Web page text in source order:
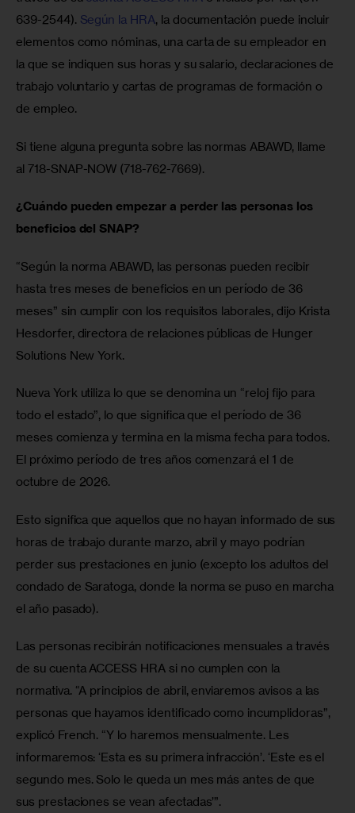
639-2544). Según la HRA, la documentación puede incluir
elementos como nóminas, una carta de su empleador en
la que se indiquen sus horas y su salario, declaraciones de
trabajo voluntario y cartas de programas de formación o
de empleo.
Si tiene alguna pregunta sobre las normas ABAWD, llame
al 718-SNAP-NOW (718-762-7669).
¿Cuándo pueden empezar a perder las personas los
beneficios del SNAP?
“Según la norma ABAWD, las personas pueden recibir
hasta tres meses de beneficios en un período de 36
meses” sin cumplir con los requisitos laborales, dijo Krista
Hesdorfer, directora de relaciones públicas de Hunger
Solutions New York.
Nueva York utiliza lo que se denomina un “reloj fijo para
todo el estado”, lo que significa que el período de 36
meses comienza y termina en la misma fecha para todos.
El próximo período de tres años comenzará el 1 de
octubre de 2026.
Esto significa que aquellos que no hayan informado de sus
horas de trabajo durante marzo, abril y mayo podrían
perder sus prestaciones en junio (excepto los adultos del
condado de Saratoga, donde la norma se puso en marcha
el año pasado).
Las personas recibirán notificaciones mensuales a través
de su cuenta ACCESS HRA si no cumplen con la
normativa. “A principios de abril, enviaremos avisos a las
personas que hayamos identificado como incumplidoras”,
explicó French. “Y lo haremos mensualmente. Les
informaremos: ‘Esta es su primera infracción’. ‘Este es el
segundo mes. Solo le queda un mes más antes de que
sus prestaciones se vean afectadas’”.